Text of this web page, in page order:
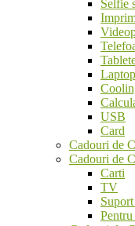
Selfie
Laptop
USB
Card
Cadouri de
Cadouri de
Carti
TV
Pentru